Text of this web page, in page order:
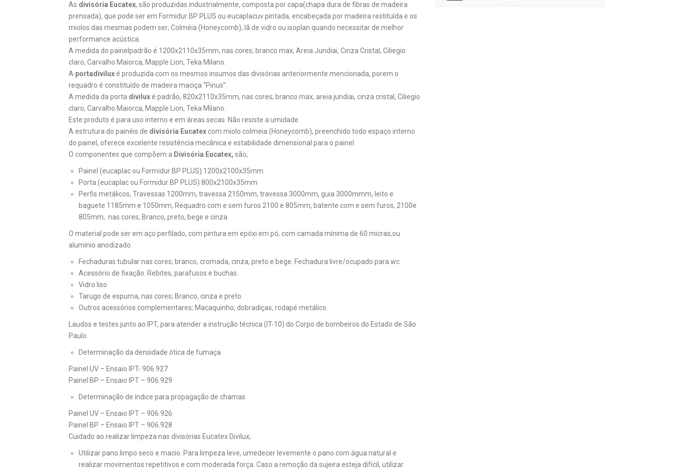
As divisória Eucatex, são produzidas industrialmente, composta por capa(chapa dura de fibras de madeira
prensada), que pode ser em Formidur BP PLUS ou eucaplacuv pintada, encabeçada por madeira restituída e os
miolos das mesmas podem ser; Colméia (Honeycomb), lã de vidro ou isoplan quando necessitar de melhor
performance acústica.
A medida do painelpadrão é 1200x2110x35mm, nas cores; branco max, Areia Jundiai, Cinza Cristal, Ciliegio
claro, Carvalho Maiorca, Mapple Lion, Teka Milano.
A portadiviluxé produzida com os mesmos insumos das divisórias anteriormente mencionada, porem o
requadro é constituído de madeira maciça “Pinus”.
A medida da porta diviluxé padrão, 820x2110x35mm, nas cores; branco max, areia jundiai, cinza cristal, Ciliegio
claro, Carvalho Maiorca, Mapple Lion, Teka Milano.
Este produto é para uso interno e em áreas secas. Não resiste a umidade.
A estrutura do painéis de divisória Eucatexcom miolo colmeia (Honeycomb), preenchido todo espaço interno
do painel, oferece excelente resistência mecânica e estabilidade dimensional para o painel.
O componentes que compõem a Divisória Eucatex, são;
Painel (eucaplac ou Formidur BP PLUS) 1200x2100x35mm.
Porta (eucaplac ou Formidur BP PLUS) 800x2100x35mm
Perfis metálicos, Travessas 1200mm, travessa 2150mm, travessa 3000mm, guia 3000mmm, leito e
baguete 1185mm e 1050mm, Requadro com e sem furos 2100 e 805mm, batente com e sem furos, 2100e
805mm, nas cores; Branco, preto, bege e cinza.
O material pode ser em aço perfilado, com pintura em epóxi em pó, com camada mínima de 60 micras,ou
alumínio anodizado.
Fechaduras tubular nas cores; branco, cromada, cinza, preto e bege. Fechadura livre/ocupado para wc.
Acessório de fixação. Rebites, parafusos e buchas.
Vidro liso
Tarugo de espuma, nas cores; Branco, cinza e preto.
Outros acessórios complementares; Macaquinho, dobradiças, rodapé metálico.
Laudos e testes junto ao IPT, para atender a instrução técnica (IT-10) do Corpo de bombeiros do Estado de São
Paulo.
Determinação da densidade ótica de fumaça.
Painel UV – Ensaio IPT- 906.927
Painel BP – Ensaio IPT – 906.929
Determinação de índice para propagação de chamas.
Painel UV – Ensaio IPT – 906.926
Painel BP – Ensaio IPT – 906.928
Cuidado ao realizar limpeza nas divisórias Eucatex Divilux;
Utilizar pano limpo seco e macio. Para limpeza leve, umedecer levemente o pano com água natural e
realizar movimentos repetitivos e com moderada força. Caso a remoção da sujeira esteja difícil, utilizar